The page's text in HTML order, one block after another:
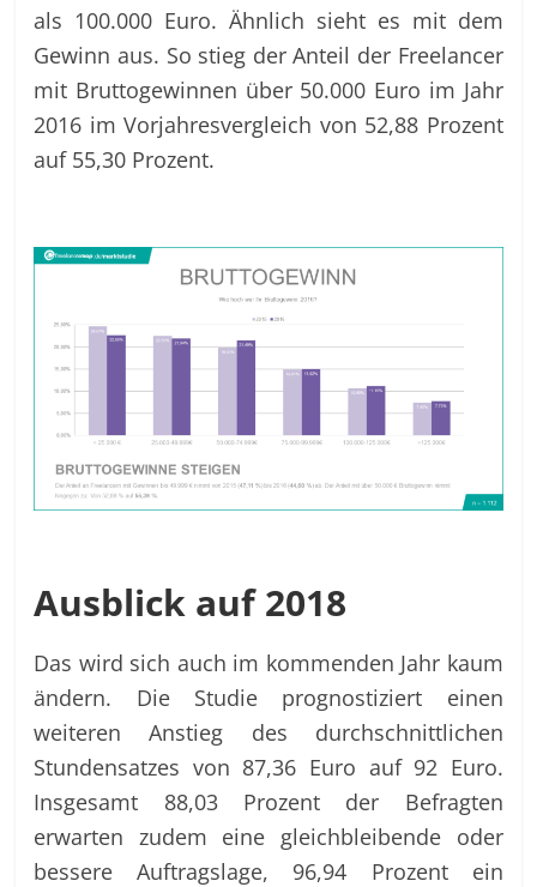
als 100.000 Euro. Ähnlich sieht es mit dem
Gewinn aus. So stieg der Anteil der Freelancer
mit Bruttogewinnen über 50.000 Euro im Jahr
2016 im Vorjahresvergleich von 52,88 Prozent
auf 55,30 Prozent.
Ausblick auf 2018
Das wird sich auch im kommenden Jahr kaum
ändern. Die Studie prognostiziert einen
weiteren Anstieg des durchschnittlichen
Stundensatzes von 87,36 Euro auf 92 Euro.
Insgesamt 88,03 Prozent der Befragten
erwarten zudem eine gleichbleibende oder
bessere Auftragslage, 96,94 Prozent ein